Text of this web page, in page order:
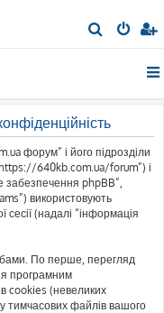
о
форум” і його підрозділи
640kb.com.ua/forum”) і
забезпечення phpBB”,
використовують
(надалі “інформація
По перше, перегляд
програмним
cookies (невеликих
тимчасових файлів вашого